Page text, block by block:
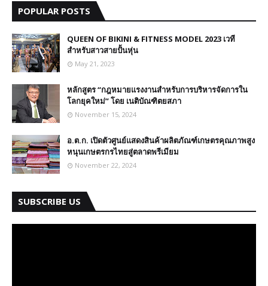
POPULAR POSTS
QUEEN OF BIKINI & FITNESS MODEL 2023 เวที
สำหรับสาวสายปั้นหุ่น
May 21, 2023
หลักสูตร “กฎหมายแรงงานสำหรับการบริหารจัดการใน
โลกยุคใหม่” โดย เนติบัณฑิตยสภา
November 15, 2024
อ.ต.ก. เปิดตัวศูนย์แสดงสินค้าผลิตภัณฑ์เกษตรคุณภาพสูง
หนุนเกษตรกรไทยสู่ตลาดพรีเมียม
November 22, 2024
SUBSCRIBE US